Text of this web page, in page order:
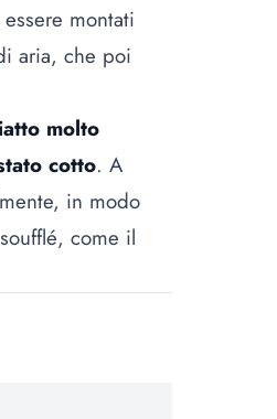
montati
aria, che poi
molto
cotto. A
in modo
come il